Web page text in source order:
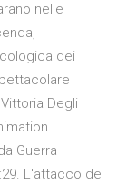
nelle
dei
Degli
Guerra
L'attacco dei